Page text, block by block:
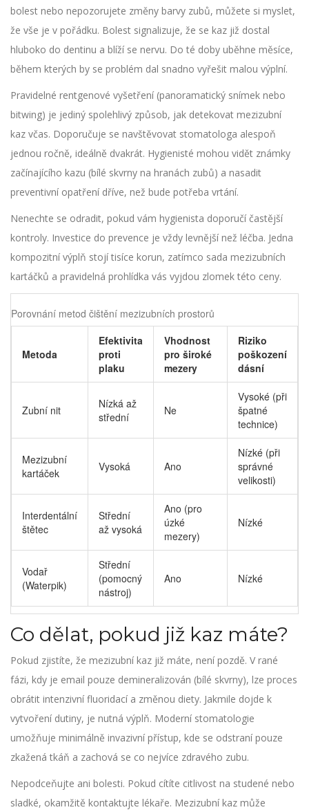
bolest nebo nepozorujete změny barvy zubů, můžete si myslet,
že vše je v pořádku. Bolest signalizuje, že se kaz již dostal
hluboko do dentinu a blíží se nervu. Do té doby uběhne měsíce,
během kterých by se problém dal snadno vyřešit malou výplní.
Pravidelné rentgenové vyšetření (panoramatický snímek nebo
bitwing) je jediný spolehlivý způsob, jak detekovat mezizubní
kaz včas. Doporučuje se navštěvovat stomatologa alespoň
jednou ročně, ideálně dvakrát. Hygienisté mohou vidět známky
začínajícího kazu (bílé skvrny na hranách zubů) a nasadit
preventivní opatření dříve, než bude potřeba vrtání.
Nenechte se odradit, pokud vám hygienista doporučí častější
kontroly. Investice do prevence je vždy levnější než léčba. Jedna
kompozitní výplň stojí tisíce korun, zatímco sada mezizubních
kartáčků a pravidelná prohlídka vás vyjdou zlomek této ceny.
Porovnání metod čištění mezizubních prostorů
Metoda
Efektivita
proti
plaku
Vhodnost
pro široké
mezery
Riziko
poškození
dásní
Zubní nit
Nízká až
střední
Ne
Vysoké (při
špatné
technice)
Mezizubní
kartáček
Vysoká Ano
Nízké (při
správné
velikosti)
Interdentální
štětec
Střední
až vysoká
Ano (pro
úzké
mezery)
Nízké
Vodař
(Waterpik)
Střední
(pomocný
nástroj)
Ano Nízké
Co dělat, pokud již kaz máte?
Pokud zjistíte, že mezizubní kaz již máte, není pozdě. V rané
fázi, kdy je email pouze demineralizován (bílé skvrny), lze proces
obrátit intenzivní fluoridací a změnou diety. Jakmile dojde k
vytvoření dutiny, je nutná výplň. Moderní stomatologie
umožňuje minimálně invazivní přístup, kde se odstraní pouze
zkažená tkáň a zachová se co nejvíce zdravého zubu.
Nepodceňujte ani bolesti. Pokud cítíte citlivost na studené nebo
sladké, okamžitě kontaktujte lékaře. Mezizubní kaz může